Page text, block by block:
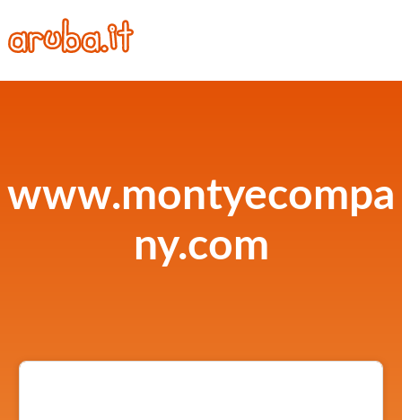
www.montyecompa
ny.com